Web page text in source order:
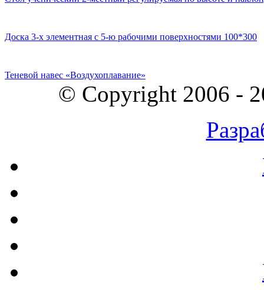
Доска 3-х элементная с 5-ю рабочими поверхностями 100*300
Теневой навес «Воздухоплавание»
© Copyright 2006 -